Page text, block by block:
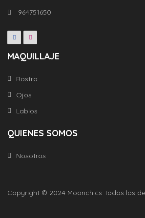
964751650
MAQUILLAJE
Rostro
Ojos
Labios
QUIENES SOMOS
Nosotros
Copyright © 2024 Moonchics Todos los